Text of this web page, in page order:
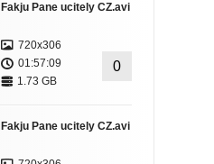
Fakju Pane ucitely CZ.avi
720x306
01:57:09
1.73 GB
0
Fakju Pane ucitely CZ.avi